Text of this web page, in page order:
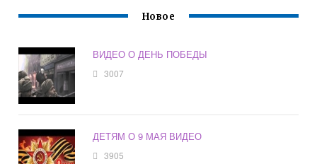
Новое
ВИДЕО О ДЕНЬ ПОБЕДЫ
3007
ДЕТЯМ О 9 МАЯ ВИДЕО
3905